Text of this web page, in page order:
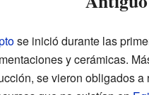
se inició durante las
y cerámicas.
se vieron obligados